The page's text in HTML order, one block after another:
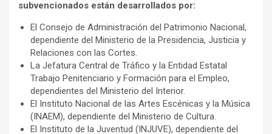
subvencionados están desarrollados por:
El Consejo de Administración del Patrimonio Nacional,
dependiente del Ministerio de la Presidencia, Justicia y
Relaciones con las Cortes.
La Jefatura Central de Tráfico y la Entidad Estatal
Trabajo Penitenciario y Formación para el Empleo,
dependientes del Ministerio del Interior.
El Instituto Nacional de las Artes Escénicas y la Música
(INAEM), dependiente del Ministerio de Cultura.
El Instituto de la Juventud (INJUVE), dependiente del